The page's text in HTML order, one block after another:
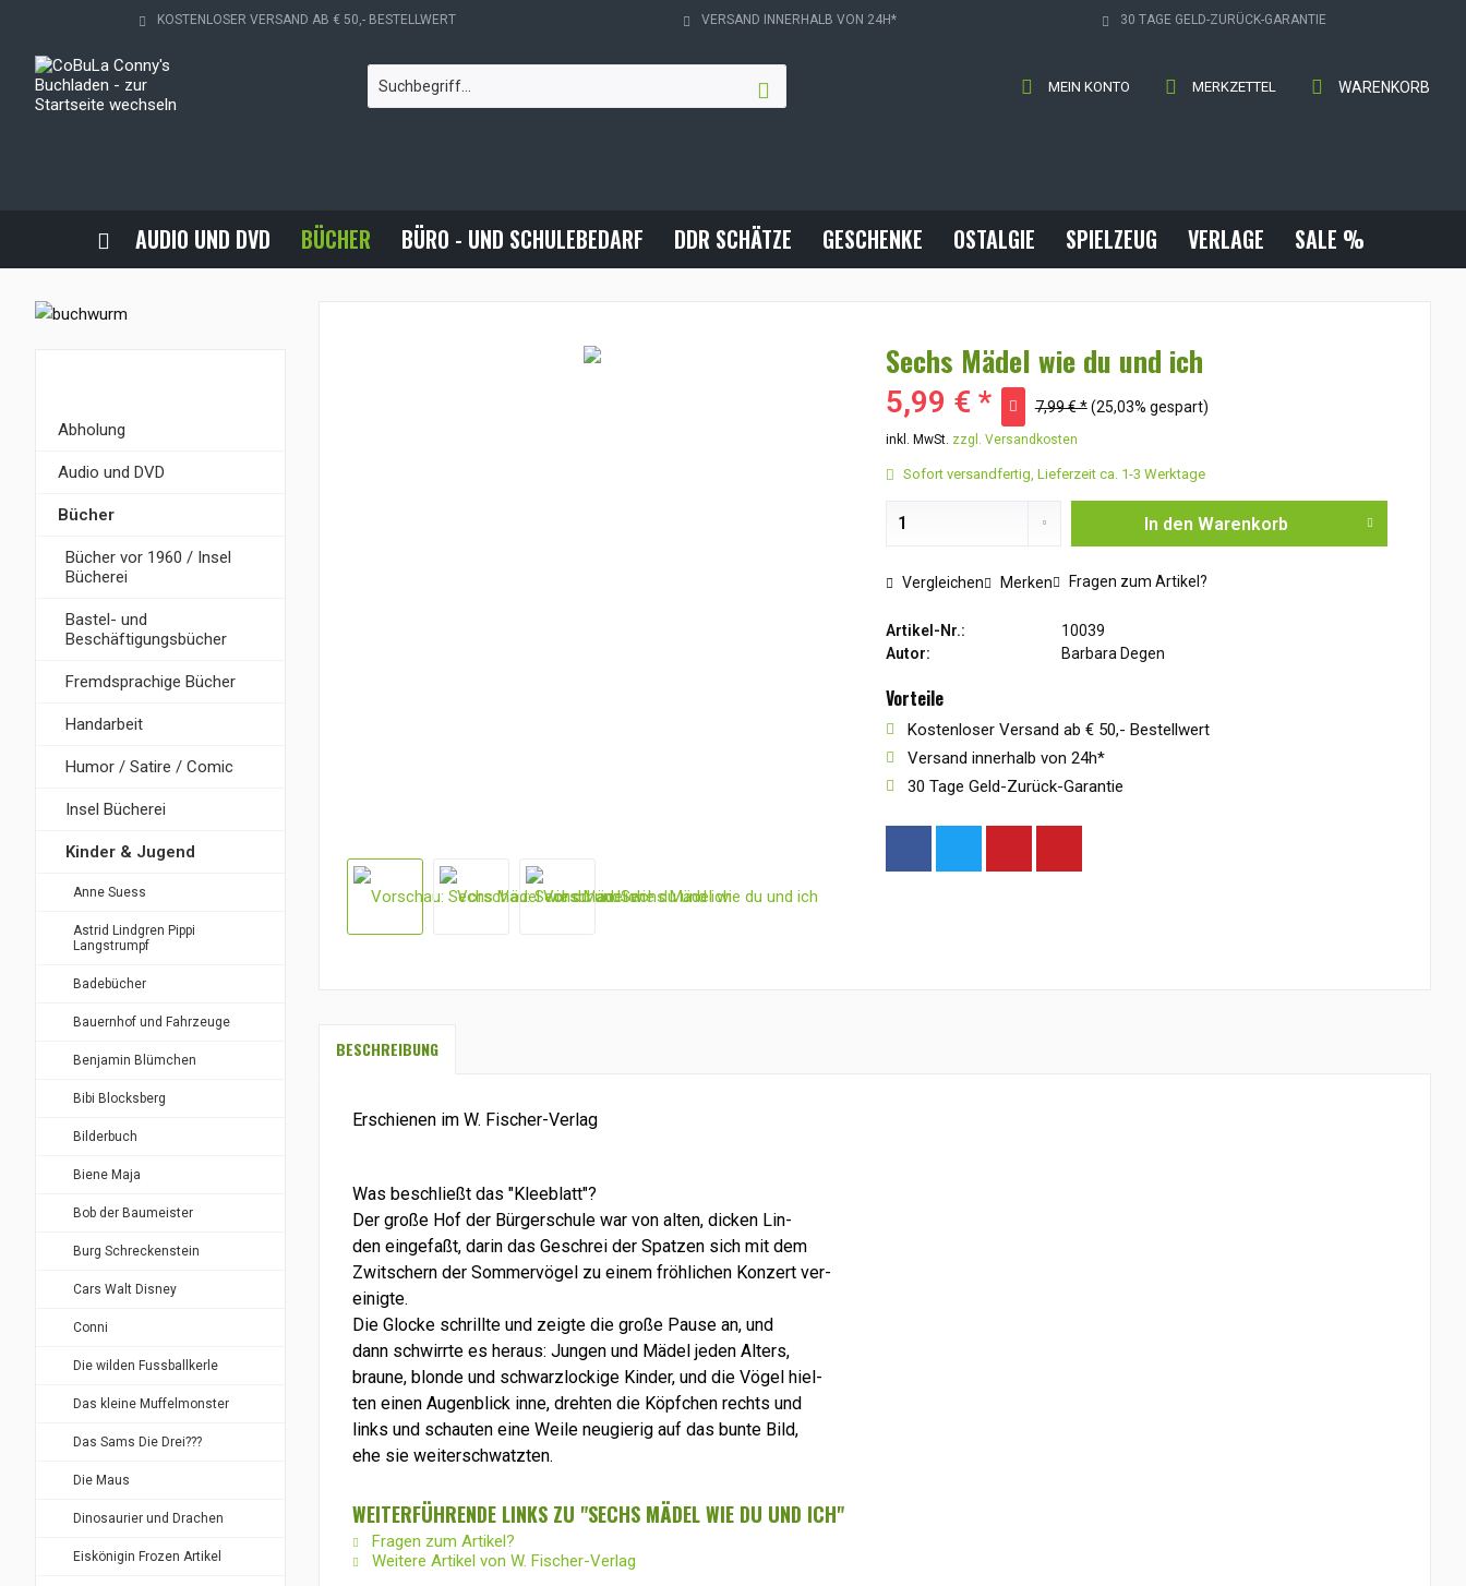
KOSTENLOSER VERSAND AB € 50,- BESTELLWERT VERSAND INNERHALB VON 24H* 30 TAGE GELD-ZURÜCK-GARANTIE
WARENKORB
MERKZETTEL
MEIN KONTO
AUDIO UND DVD BÜCHER BÜRO - UND SCHULEBEDARF DDR SCHÄTZE GESCHENKE OSTALGIE SPIELZEUG VERLAGE SALE %
Abholung
Audio und DVD
Bücher
Bücher vor 1960 / Insel
Bücherei
Bastel- und
Beschäftigungsbücher
Fremdsprachige Bücher
Handarbeit
Humor / Satire / Comic
Insel Bücherei
Kinder & Jugend
Anne Suess
Astrid Lindgren Pippi
Langstrumpf
Badebücher
Bauernhof und Fahrzeuge
Benjamin Blümchen
Bibi Blocksberg
Bilderbuch
Biene Maja
Bob der Baumeister
Burg Schreckenstein
Cars Walt Disney
Conni
Die wilden Fussballkerle
Das kleine Muffelmonster
Das Sams Die Drei???
Die Maus
Dinosaurier und Drachen
Eiskönigin Frozen Artikel
Sechs Mädel wie du und ich
5,99 € * 7,99 € * (25,03% gespart)
inkl. MwSt. zzgl. Versandkosten
Sofort versandfertig, Lieferzeit ca. 1-3 Werktage
In den Warenkorb
Vergleichen Merken Fragen zum Artikel?
Artikel-Nr.:
10039
Autor:
Barbara Degen
Vorteile
Kostenloser Versand ab € 50,- Bestellwert
Versand innerhalb von 24h*
30 Tage Geld-Zurück-Garantie
BESCHREIBUNG
Erschienen im W. Fischer-Verlag
Was beschließt das "Kleeblatt"?
Der große Hof der Bürgerschule war von alten, dicken Lin-
den eingefaßt, darin das Geschrei der Spatzen sich mit dem
Zwitschern der Sommervögel zu einem fröhlichen Konzert ver-
einigte.
Die Glocke schrillte und zeigte die große Pause an, und
dann schwirrte es heraus: Jungen und Mädel jeden Alters,
braune, blonde und schwarzlockige Kinder, und die Vögel hiel-
ten einen Augenblick inne, drehten die Köpfchen rechts und
links und schauten eine Weile neugierig auf das bunte Bild,
ehe sie weiterschwatzten.
WEITERFÜHRENDE LINKS ZU "SECHS MÄDEL WIE DU UND ICH"
Fragen zum Artikel?
Weitere Artikel von W. Fischer-Verlag